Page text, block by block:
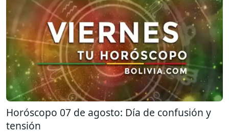
Horóscopo 07 de agosto: Día de confusión y
tensión